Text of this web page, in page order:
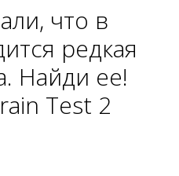
что в
редкая
Найди ее!
Test 2